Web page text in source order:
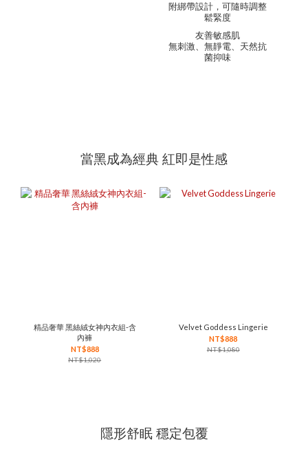
附綁帶設計，可隨時調整
鬆緊度
友善敏感肌
無刺激、無靜電、天然抗
菌抑味
當黑成為經典 紅即是性感
精品奢華 黑絲絨女神內衣組-含
內褲
NT$888
NT$1,020
Velvet Goddess Lingerie
NT$888
NT$1,080
隱形舒眠 穩定包覆